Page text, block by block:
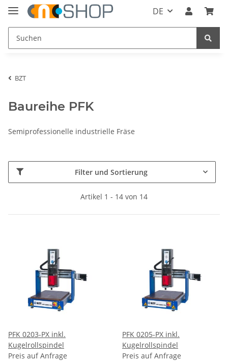
DE
BZT
Baureihe PFK
Semiprofessionelle industrielle Fräse
Filter und Sortierung
Artikel 1 - 14 von 14
PFK 0203-PX inkl.
Kugelrollspindel
Preis auf Anfrage
PFK 0205-PX inkl.
Kugelrollspindel
Preis auf Anfrage